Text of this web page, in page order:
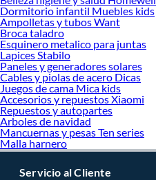
Dormitorio infantil Muebles kids
Ampolletas y tubos Want
Broca taladro
Esquinero metalico para juntas
Lapices Stabilo
Paneles y generadores solares
Cables y piolas de acero Dicas
Juegos de cama Mica kids
Accesorios y repuestos Xiaomi
Repuestos y autopartes
Arboles de navidad
Mancuernas y pesas Ten series
Malla harnero
Servicio al Cliente